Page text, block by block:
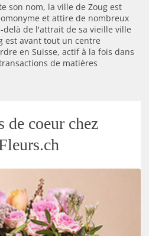
son nom, la ville de Zoug est
et attire de nombreux
de l'attrait de sa vieille ville
est avant tout un centre
en Suisse, actif à la fois dans
de matières
de coeur chez